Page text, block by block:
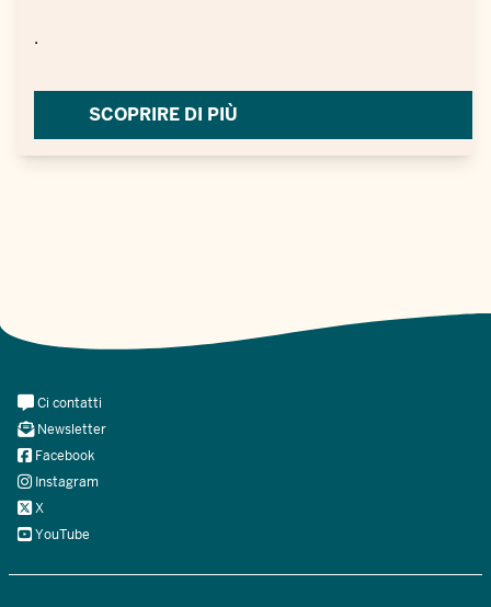
.
SCOPRIRE DI PIÙ
Meta
Navi
Social
Ci contatti
Newsletter
Facebook
Instagram
X
YouTube